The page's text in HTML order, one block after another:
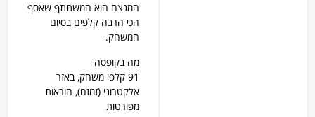
המנצח הוא המשתתף שאסף
הכי הרבה קלפים בסיום
המשחק.
מה בקופסה
91 קלפי משחק, באזר
אלקטרוני (זמזם), הוראות
מפורטות